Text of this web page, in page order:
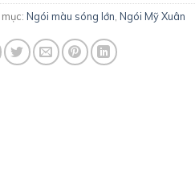
Ngói màu sóng lớn Ngói Mỹ Xuân